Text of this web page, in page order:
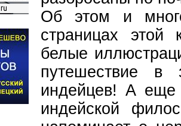
Об этом и
страницах
белые
путешествие в
индейцев! А еще
индейской